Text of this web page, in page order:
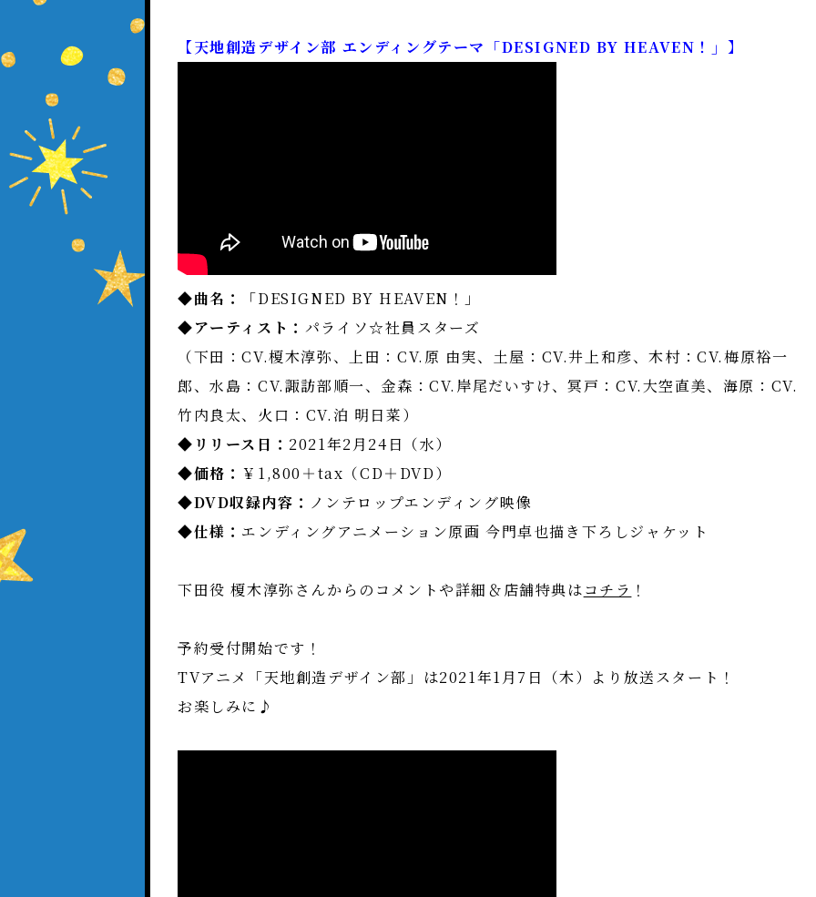
【天地創造デザイン部 エンディングテーマ「DESIGNED BY HEAVEN！」】
◆曲名：
「DESIGNED BY HEAVEN！」
◆アーティスト： パライソ☆社員スターズ
（下田：CV.榎木淳弥、上田：CV.原 由実、土屋：CV.井上和彦、木村：CV.梅原裕一
郎、水島：CV.諏訪部順一、金森：CV.岸尾だいすけ、冥戸：CV.大空直美、海原：CV.
竹内良太、火口：CV.泊 明日菜）
◆リリース日： 2021年2月24日（水）
◆価格： ￥1,800＋tax（CD＋DVD）
◆DVD収録内容： ノンテロップエンディング映像
◆仕様： エンディングアニメーション原画 今門卓也描き下ろしジャケット
下田役 榎木淳弥さんからのコメントや詳細＆店舗特典はコチラ ！
予約受付開始です！
TVアニメ「天地創造デザイン部」は2021年1月7日（木）より放送スタート！
お楽しみに♪